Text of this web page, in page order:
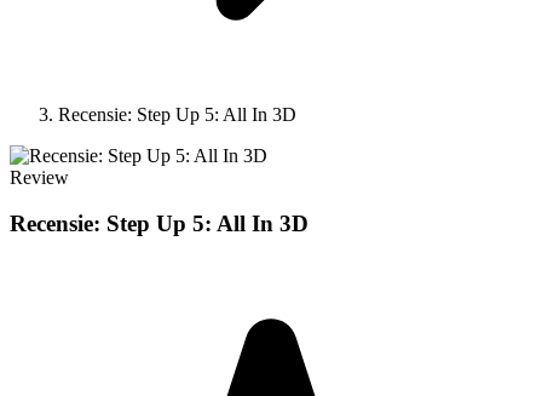
Recensie: Step Up 5: All In 3D
Review
Recensie: Step Up 5: All In 3D